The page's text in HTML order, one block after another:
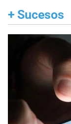
+ Sucesos